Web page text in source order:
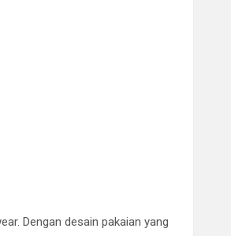
Dengan desain pakaian yang